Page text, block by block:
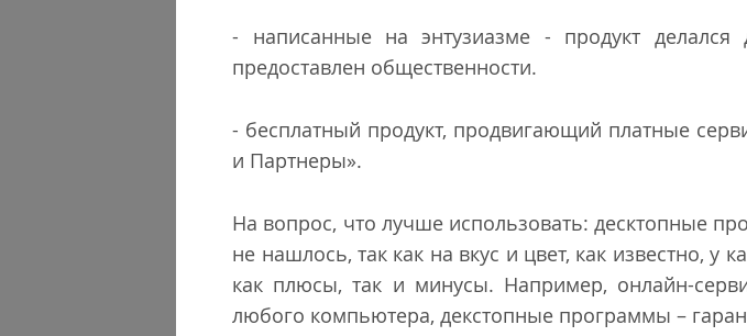
- написанные на энтузиазме - продукт
предоставлен общественности.
- бесплатный продукт, продвигающий платные
и Партнеры».
На вопрос, что лучше использовать: десктопные
не нашлось, так как на вкус и цвет, как известно,
как плюсы, так и минусы. Например, онлайн-
любого компьютера, декстопные программы –